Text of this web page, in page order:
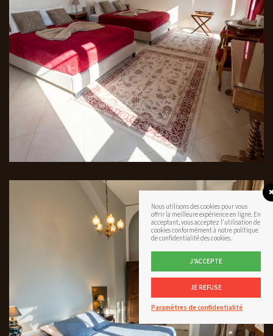
Nous utilisons des cookies pour vous
offrir la meilleure expérience en ligne. En
acceptant, vous acceptez l'utilisation de
cookies conformément à notre politique
de confidentialité des cookies.
J’ACCEPTE
JE REFUSE
Paramètres de confidentialité